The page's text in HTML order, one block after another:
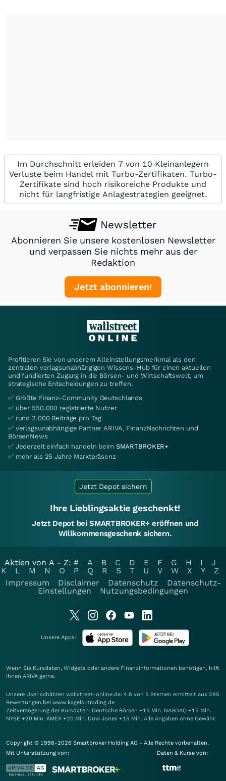
Im Durchschnitt erleiden 7 von 10 Kleinanlegern
Verluste beim Handel mit Turbo-Zertifikaten. Turbo-
Zertifikate sind hoch risikoreiche Produkte und
nicht für langfristige Anlagestrategien geeignet.
Newsletter
Abonnieren Sie unsere kostenlosen Newsletter
und verpassen Sie nichts mehr aus der
Redaktion
Jetzt abonnieren!
Profitieren Sie von unserem Alleinstellungsmerkmal als den
zentralen verlagsunabhängigen Wissens-Hub für einen aktuellen
und fundierten Zugang in die Börsen- und Wirtschaftswelt, um
strategische Entscheidungen zu treffen.
✅ Größte Finanz-Community Deutschlands
✅ über 550.000 registrierte Nutzer
✅ rund 2.000 Beiträge pro Tag
✅ verlagsunabhängige Partner ARIVA, FinanzNachrichten und
BörsenNews
✅ Jederzeit einfach handeln beim SMARTBROKER+
✅ mehr als 25 Jahre Marktpräsenz
Jetzt Depot sichern
Ihre Lieblingsaktie geschenkt!
Jetzt Depot bei SMARTBROKER+ eröffnen und
Willkommensgeschenk sichern.
Aktien von A - Z: # A B C D E F G H I
J
K
L M N O P Q R S T U V W X Y
Z
Impressum
Disclaimer Datenschutz
Datenschutz-
Einstellungen
Nutzungsbedingungen
Unsere Apps:
Wenn Sie Kursdaten, Widgets oder andere Finanzinformationen benötigen, hilft
Ihnen ARIVA gerne.
Unsere User schätzen wallstreet-online.de: 4.8 von 5 Sternen ermittelt aus 285
Bewertungen bei www.kagels-trading.de
Zeitverzögerung der Kursdaten: Deutsche Börsen +15 Min. NASDAQ +15 Min.
NYSE +20 Min. AMEX +20 Min. Dow Jones +15 Min. Alle Angaben ohne Gewähr.
Copyright © 1998-2026 Smartbroker Holding AG - Alle Rechte vorbehalten.
Mit Unterstützung von:
Daten & Kurse von: